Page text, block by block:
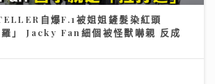
自爆F.1被姐姐鏟髮染紅頭
」 Jacky Fan細個被怪獸嚇親 反成